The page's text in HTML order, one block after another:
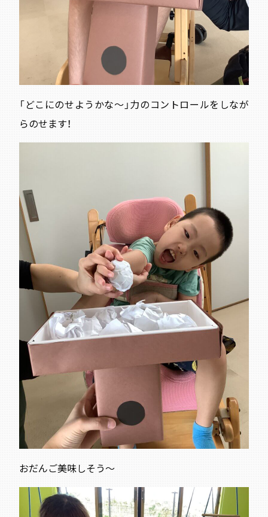
「どこにのせようかな～」力のコントロールをしなが
らのせます！
おだんご美味しそう～